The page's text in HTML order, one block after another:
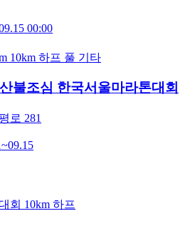
00:00
10km 하프 풀 기타
불조심 한국서울마라톤대회
로 281
회 10km 하프